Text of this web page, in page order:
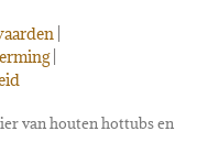
|
van houten hottubs en